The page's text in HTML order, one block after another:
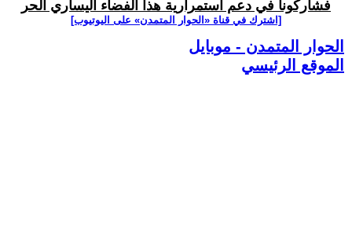
فشاركونا في دعم استمرارية هذا الفضاء اليساري الحر
[اشترك في قناة ‫«الحوار المتمدن» على اليوتيوب]
الحوار المتمدن - موبايل
الموقع الرئيسي